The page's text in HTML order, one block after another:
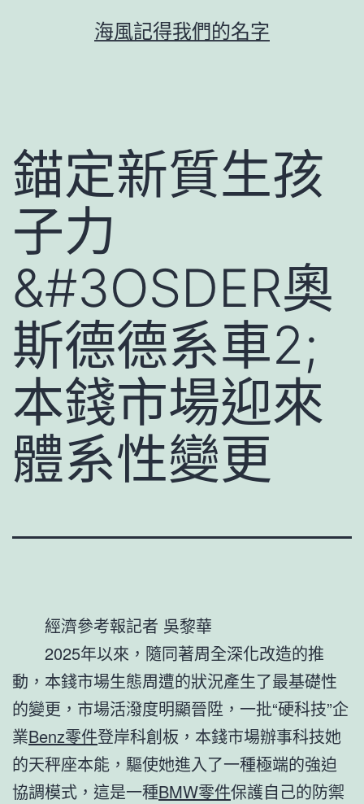
海風記得我們的名字
錨定新質生孩
子力
&#3OSDER奧
斯德德系車2;
本錢市場迎來
體系性變更
經濟參考報記者 吳黎華
2025年以來，隨同著周全深化改造的推
動，本錢市場生態周遭的狀況產生了最基礎性
的變更，市場活潑度明顯晉陞，一批“硬科技”企
業Benz零件登岸科創板，本錢市場辦事科技她
的天秤座本能，驅使她進入了一種極端的強迫
協調模式，這是一種BMW零件保護自己的防禦